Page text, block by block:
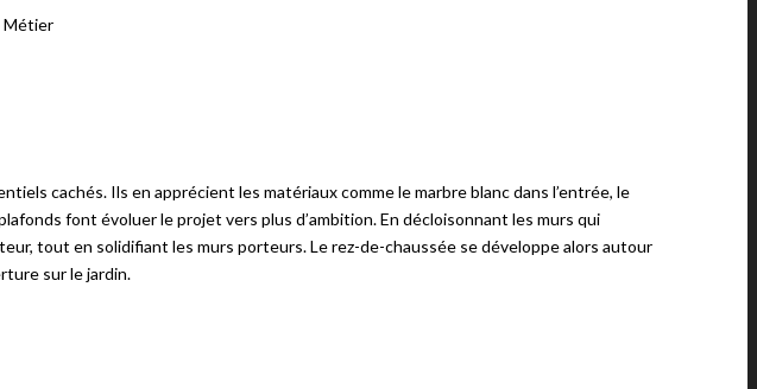
Métier
cachés. Ils en apprécient les matériaux comme le marbre blanc dans l’entrée, le
font évoluer le projet vers plus d’ambition. En décloisonnant les murs qui
tout en solidifiant les murs porteurs. Le rez-de-chaussée se développe alors autour
sur le jardin.